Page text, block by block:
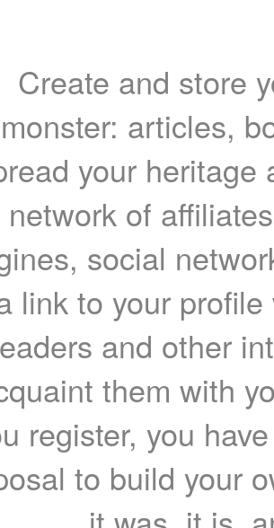
Create and store
articles,
your heritage
network of
social
link to your
and other
them with
register, you
to build your